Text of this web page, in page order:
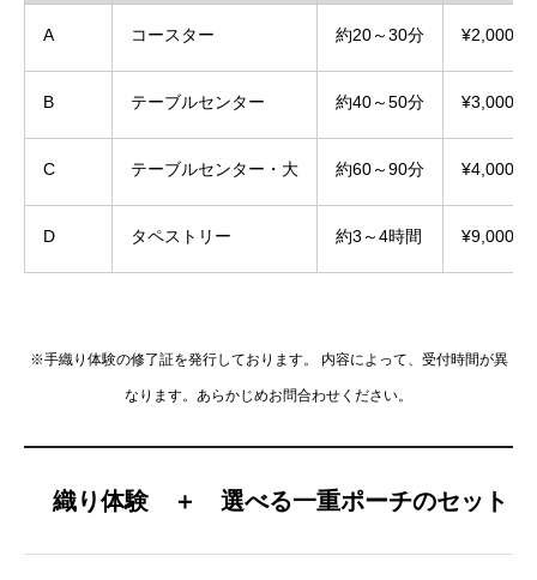
A コースター 約20～30分 ¥2,000
B テーブルセンター 約40～50分 ¥3,000
C テーブルセンター・大 約60～90分 ¥4,000
D タペストリー 約3～4時間 ¥9,000
※手織り体験の修了証を発行しております。 内容によって、受付時間が異
なります。あらかじめお問合わせください。
織り体験 ＋ 選べる一重ポーチのセット